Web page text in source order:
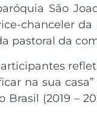
São
chanceler
pastoral da
na sua
(2019 –